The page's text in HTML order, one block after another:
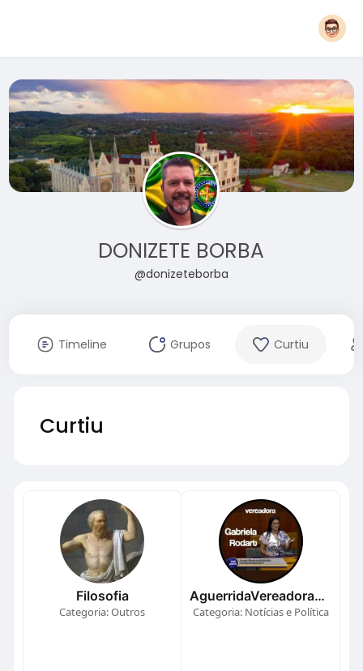
DONIZETE BORBA
@donizeteborba
Timeline Grupos Curtiu
Curtiu
Filosofia
Categoria: Outros
AguerridaVereadoraGabrielaRodart
Categoria: Notícias e Política